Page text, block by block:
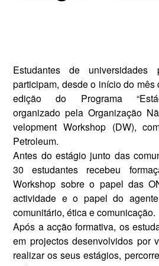
Estudantes de
participam, desde o início do mês
edição do Programa
organizado pela Or­ganização
velopment Workshop (DW),
Petroleum.
Antes do estágio junto das
30 estu­dantes recebeu
Workshop sobre o papel das
activi­dade e o papel do
comunitário, ética e comunicação.
Após a acção formativa, os
em projec­tos desenvolvidos por
realizar os seus estágios,